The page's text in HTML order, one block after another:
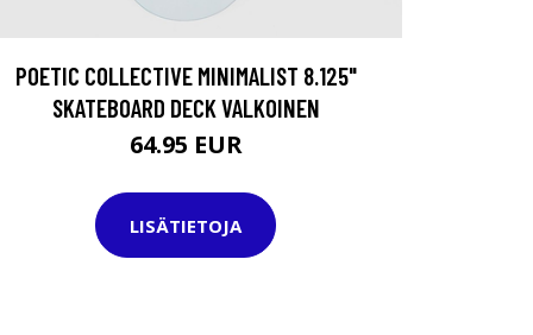
POETIC COLLECTIVE MINIMALIST 8.125"
SKATEBOARD DECK VALKOINEN
64.95 EUR
LISÄTIETOJA